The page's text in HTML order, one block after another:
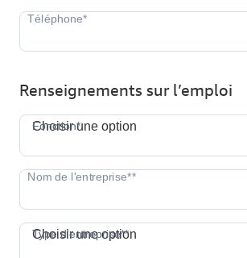
Renseignements sur l’emploi
Fonction*
Choisir une option
Type d'entreprise**
Choisir une option